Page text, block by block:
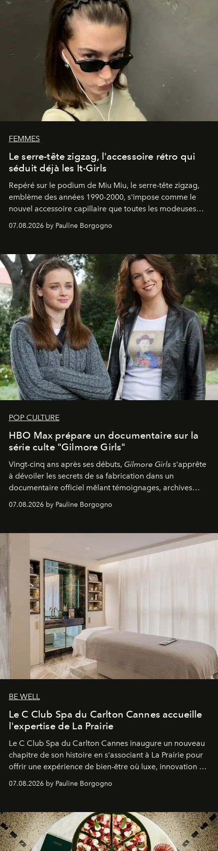
FEMMES
Le serre-tête zigzag, l'accessoire rétro qui
séduit déjà les It-Girls
Repéré sur le podium de Miu Miu, le serre-tête zigzag,
emblème des années 1990-2000, s'impose comme le
nouvel accessoire capillaire que toutes les modeuses
07.08.2026 by Pauline Borgogno
POP CULTURE
HBO Max prépare un documentaire sur la
série culte "Gilmore Girls"
Vingt-cinq ans après ses débuts, Gilmore Girls s'apprête
à dévoiler les secrets de sa fabrication dans un
documentaire officiel mêlant témoignages, archives
générationnel.
07.08.2026 by Pauline Borgogno
BE WELL
Le C Club Spa du Carlton Cannes accueille
l'expertise de La Prairie
Le C Club Spa du Carlton Cannes inaugure un nouveau
chapitre de son histoire en s'associant à La Prairie pour
offrir une expérience de bien-être où luxe, innovation et
07.08.2026 by Pauline Borgogno